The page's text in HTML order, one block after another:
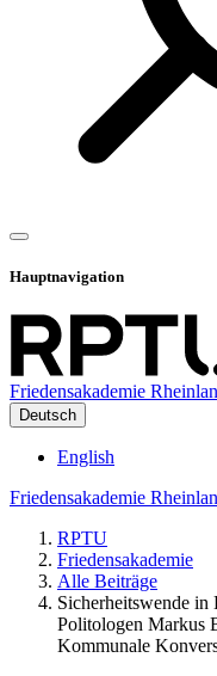
Hauptnavigation
Friedensakademie
Deutsch
English
Friedensakademie
RPTU
Friedensakademie
Alle Beiträge
Sicherheitswende in
Politologen Markus
Kommunale